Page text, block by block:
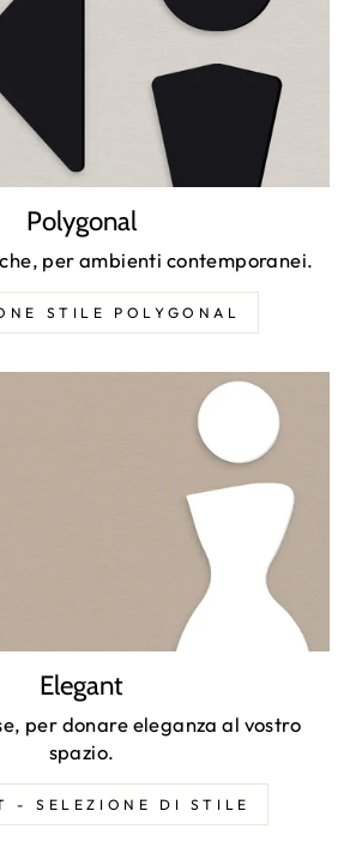
Polygonal
per ambienti contemporanei.
STILE POLYGONAL
Elegant
per donare eleganza al vostro
spazio.
- SELEZIONE DI STILE